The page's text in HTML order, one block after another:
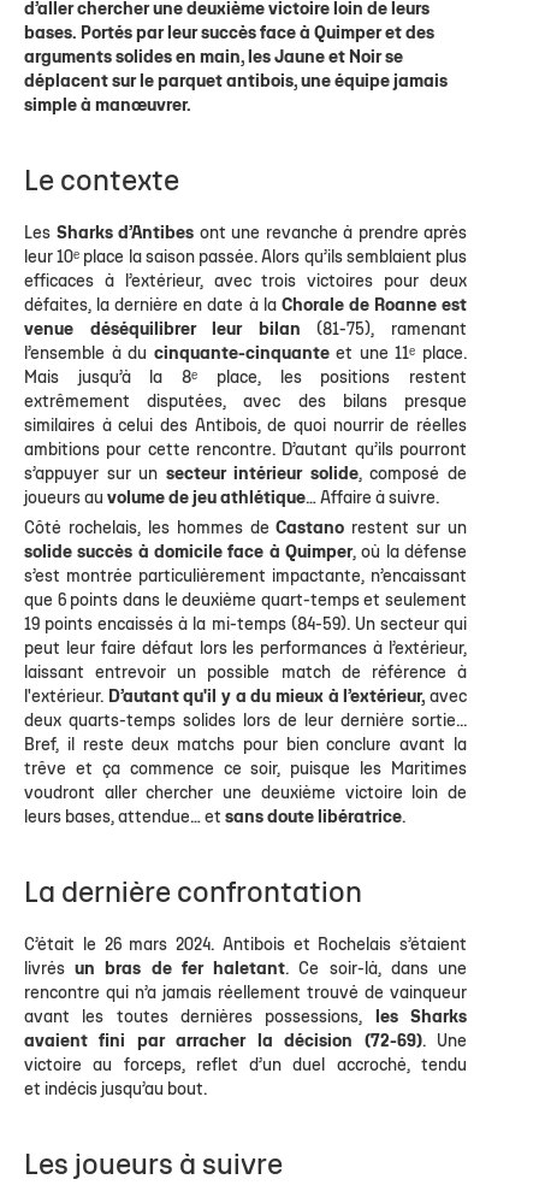
d’aller chercher une deuxième victoire loin de leurs
bases. Portés par leur succès face à Quimper et des
arguments solides en main, les Jaune et Noir se
déplacent sur le parquet antibois, une équipe jamais
simple à manœuvrer.
Le contexte
Les Sharks d’Antibes ont une revanche à prendre après
leur 10ᵉ place la saison passée. Alors qu’ils semblaient plus
efficaces à l’extérieur, avec trois victoires pour deux
défaites, la dernière en date à la Chorale de Roanne est
venue déséquilibrer leur bilan (81-75), ramenant
l’ensemble à du cinquante-cinquanteet une 11ᵉ place.
Mais jusqu’à la 8ᵉ place, les positions restent
extrêmement disputées, avec des bilans presque
similaires à celui des Antibois, de quoi nourrir de réelles
ambitions pour cette rencontre. D’autant qu’ils pourront
s’appuyer sur un secteur intérieur solide, composé de
joueurs au volume de jeu athlétique… Affaire à suivre.
Côté rochelais, les hommes deCastano restent sur un
solide succès à domicile face à Quimper, où la défense
s’est montrée particulièrement impactante, n’encaissant
que 6 points dans le deuxième quart-temps et seulement
19 points encaissés à la mi-temps (84-59). Un secteur qui
peut leur faire défaut lors les performances à l’extérieur,
laissant entrevoir un possible match de référence à
l'extérieur. D’autant qu'il y a du mieux à l’extérieur,avec
deux quarts-temps solides lors de leur dernière sortie...
Bref, il reste deux matchs pour bien conclure avant la
trêve et ça commence ce soir, puisque les Maritimes
voudront aller chercher une deuxième victoire loin de
leurs bases, attendue… et sans doute libératrice.
La dernière confrontation
C’était le 26 mars 2024. Antibois et Rochelais s’étaient
livrésun bras de fer haletant. Ce soir-là, dans une
rencontre qui n’a jamais réellement trouvé de vainqueur
avant les toutes dernières possessions,
les Sharks
avaient fini par arracher la décision (72-69). Une
victoire au forceps, reflet d’un duel accroché, tendu
et indécis jusqu’au bout.
Les joueurs à suivre